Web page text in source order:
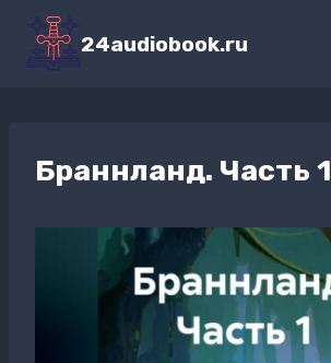
Перейти
содержимому
24audiobook.ru
Браннланд. Часть 1